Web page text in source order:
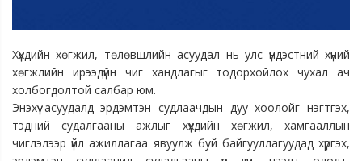
Хүүхдийн хөгжил, төлөвшлийн асуудал нь улс үндэстний хүний
хөгжлийн ирээдүйн чиг хандлагыг тодорхойлох чухал ач
холбогдолтой салбар юм.
Энэхүү асуудалд эрдэмтэн судлаачдын дуу хоолойг нэгтгэх,
тэдний судалгааны ажлыг хүүхдийн хөгжил, хамгааллын
чиглэлээр үйл ажиллагаа явуулж буй байгууллагуудад хүргэх,